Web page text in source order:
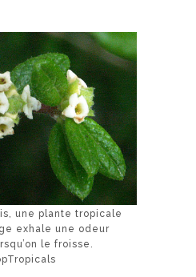
une plante tropicale
exhale une odeur
le froisse.